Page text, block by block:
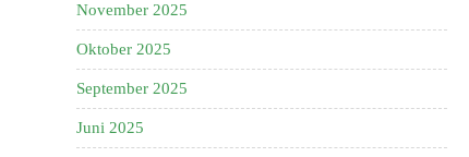
November 2025
Oktober 2025
September 2025
Juni 2025